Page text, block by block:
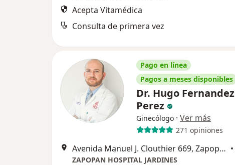
Acepta Vitamédica
Consulta de primera vez
Pago en línea
Pagos a meses disponibles
Dr. Hugo Fernandez
Perez
Ginecólogo · Ver más
271 opiniones
Avenida Manuel J. Clouthier 669, Zapopan •
ZAPOPAN HOSPITAL JARDINES